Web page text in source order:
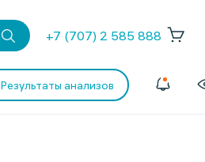
+7 (707) 2 585 888
Результаты анализов